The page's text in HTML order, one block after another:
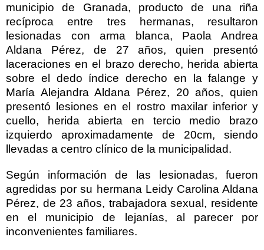
municipio de Granada, producto de una riña
recíproca entre tres hermanas, resultaron
lesionadas con arma blanca, Paola Andrea
Aldana Pérez, de 27 años, quien presentó
laceraciones en el brazo derecho, herida abierta
sobre el dedo índice derecho en la falange y
María Alejandra Aldana Pérez, 20 años, quien
presentó lesiones en el rostro maxilar inferior y
cuello, herida abierta en tercio medio brazo
izquierdo aproximadamente de 20cm, siendo
llevadas a centro clínico de la municipalidad.
Según información de las lesionadas, fueron
agredidas por su hermana Leidy Carolina Aldana
Pérez, de 23 años, trabajadora sexual, residente
en el municipio de lejanías, al parecer por
inconvenientes familiares.